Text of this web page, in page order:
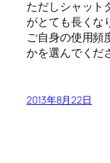
ただしシャット
がとても長くな
ご自身の使用頻
かを選んでくだ
2013年8月22日